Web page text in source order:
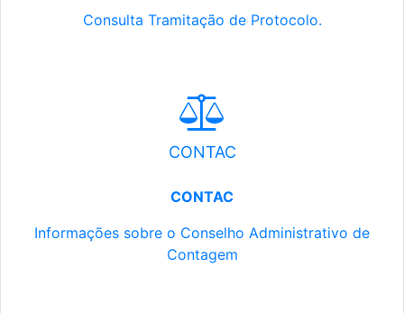
Consulta Tramitação de Protocolo.
CONTAC
CONTAC
Informações sobre o Conselho Administrativo de
Contagem